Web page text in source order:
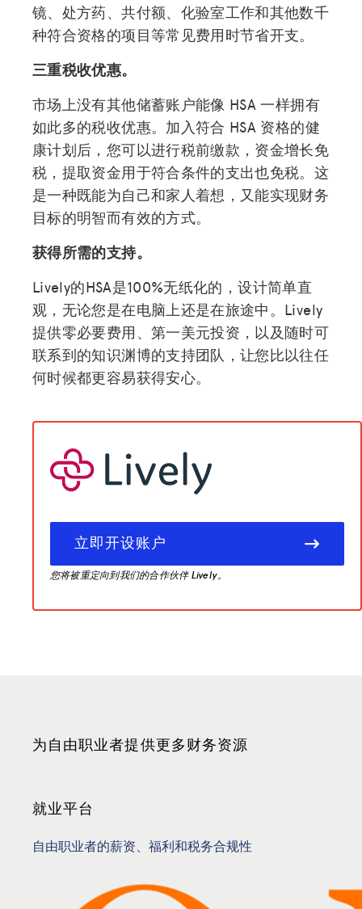
镜、处方药、共付额、化验室工作和其他数千
种符合资格的项目等常见费用时节省开支。
三重税收优惠。
市场上没有其他储蓄账户能像 HSA 一样拥有
如此多的税收优惠。加入符合 HSA 资格的健
康计划后，您可以进行税前缴款，资金增长免
税，提取资金用于符合条件的支出也免税。这
是一种既能为自己和家人着想，又能实现财务
目标的明智而有效的方式。
获得所需的支持。
Lively的HSA是100%无纸化的，设计简单直
观，无论您是在电脑上还是在旅途中。Lively
提供零必要费用、第一美元投资，以及随时可
联系到的知识渊博的支持团队，让您比以往任
何时候都更容易获得安心。
立即开设账户
您将被重定向到我们的合作伙伴 Lively。
为自由职业者提供更多财务资源
就业平台
自由职业者的薪资、福利和税务合规性